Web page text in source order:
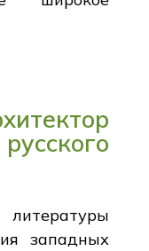
литературы
западных